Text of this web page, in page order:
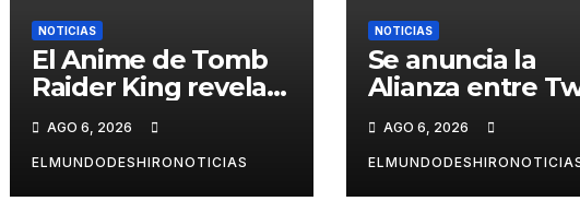
NOTICIAS
El Anime de Tomb
Raider King revela
promocional
AGO 6, 2026
ELMUNDODESHIRONOTICIAS
NOTICIAS
Se anuncia la
Alianza entre
para un nuevos
Animes
AGO 6, 2026